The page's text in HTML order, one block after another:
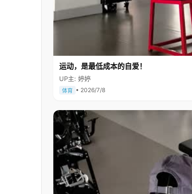
运动，是最低成本的自爱！
UP主: 婷婷
体育 • 2026/7/8